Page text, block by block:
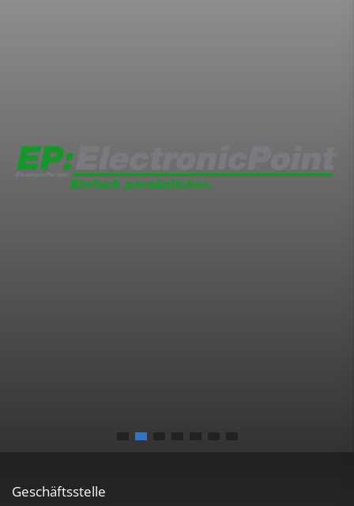
Geschäftsstelle